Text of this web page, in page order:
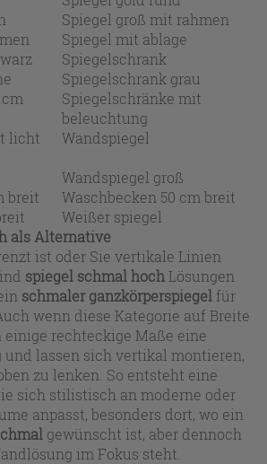
Spiegel groß mit rahmen
Spiegel mit ablage
Spiegelschrank
Spiegelschrank grau
Spiegelschränke mit
beleuchtung
licht
Wandspiegel
Wandspiegel groß
breit
Waschbecken 50 cm breit
Weißer spiegel
als Alternative
ist oder Sie vertikale Linien
spiegel schmal hoch Lösungen
schmaler ganzkörperspiegel für
wenn diese Kategorie auf Breite
einige rechteckige Maße eine
und lassen sich vertikal montieren,
zu lenken. So entsteht eine
sich stilistisch an moderne oder
anpasst, besonders dort, wo ein
gewünscht ist, aber dennoch
im Fokus steht.